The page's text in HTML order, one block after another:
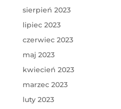
sierpień 2023
lipiec 2023
czerwiec 2023
maj 2023
kwiecień 2023
marzec 2023
luty 2023